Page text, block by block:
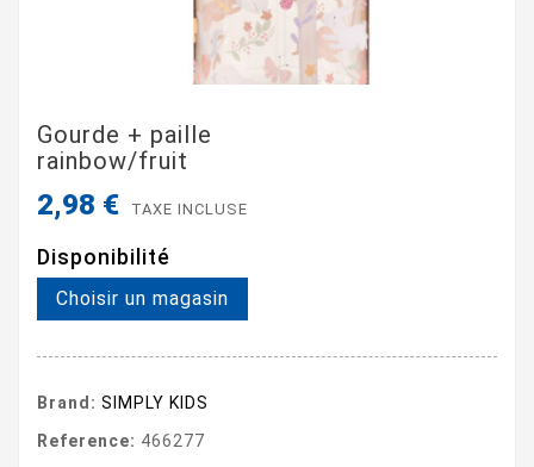
Gourde + paille
rainbow/fruit
2,98 € TAXE INCLUSE
Disponibilité
Choisir un magasin
Brand: SIMPLY KIDS
Reference: 466277